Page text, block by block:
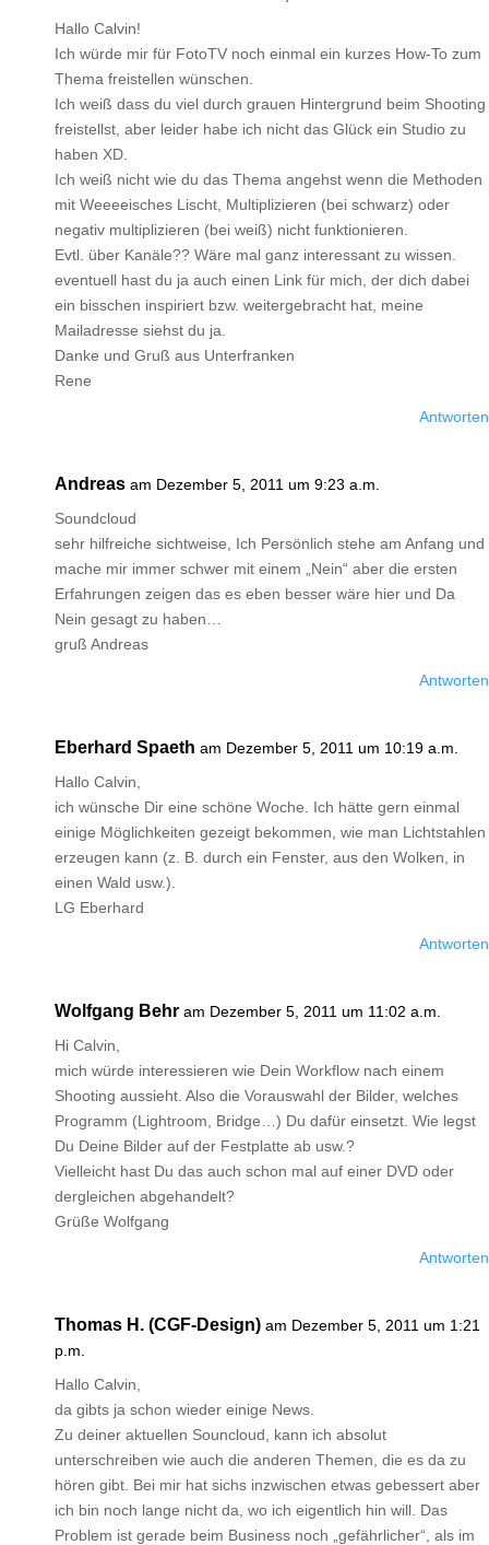
Hallo Calvin!
Ich würde mir für FotoTV noch einmal ein kurzes How-To zum
Thema freistellen wünschen.
Ich weiß dass du viel durch grauen Hintergrund beim Shooting
freistellst, aber leider habe ich nicht das Glück ein Studio zu
haben XD.
Ich weiß nicht wie du das Thema angehst wenn die Methoden
mit Weeeeisches Lischt, Multiplizieren (bei schwarz) oder
negativ multiplizieren (bei weiß) nicht funktionieren.
Evtl. über Kanäle?? Wäre mal ganz interessant zu wissen.
eventuell hast du ja auch einen Link für mich, der dich dabei
ein bisschen inspiriert bzw. weitergebracht hat, meine
Mailadresse siehst du ja.
Danke und Gruß aus Unterfranken
Rene
Antworten
Andreas am Dezember 5, 2011 um 9:23 a.m.
Soundcloud
sehr hilfreiche sichtweise, Ich Persönlich stehe am Anfang und
mache mir immer schwer mit einem „Nein“ aber die ersten
Erfahrungen zeigen das es eben besser wäre hier und Da
Nein gesagt zu haben…
gruß Andreas
Antworten
Eberhard Spaeth am Dezember 5, 2011 um 10:19 a.m.
Hallo Calvin,
ich wünsche Dir eine schöne Woche. Ich hätte gern einmal
einige Möglichkeiten gezeigt bekommen, wie man Lichtstahlen
erzeugen kann (z. B. durch ein Fenster, aus den Wolken, in
einen Wald usw.).
LG Eberhard
Antworten
Wolfgang Behr am Dezember 5, 2011 um 11:02 a.m.
Hi Calvin,
mich würde interessieren wie Dein Workflow nach einem
Shooting aussieht. Also die Vorauswahl der Bilder, welches
Programm (Lightroom, Bridge…) Du dafür einsetzt. Wie legst
Du Deine Bilder auf der Festplatte ab usw.?
Vielleicht hast Du das auch schon mal auf einer DVD oder
dergleichen abgehandelt?
Grüße Wolfgang
Antworten
Thomas H. (CGF-Design) am Dezember 5, 2011 um 1:21
p.m.
Hallo Calvin,
da gibts ja schon wieder einige News.
Zu deiner aktuellen Souncloud, kann ich absolut
unterschreiben wie auch die anderen Themen, die es da zu
hören gibt. Bei mir hat sichs inzwischen etwas gebessert aber
ich bin noch lange nicht da, wo ich eigentlich hin will. Das
Problem ist gerade beim Business noch „gefährlicher“, als im